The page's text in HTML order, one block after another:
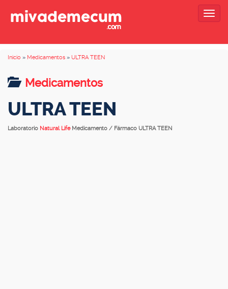
Inicio » Medicamentos » ULTRA TEEN
Medicamentos
ULTRA TEEN
Laboratorio Natural Life Medicamento / Fármaco ULTRA TEEN